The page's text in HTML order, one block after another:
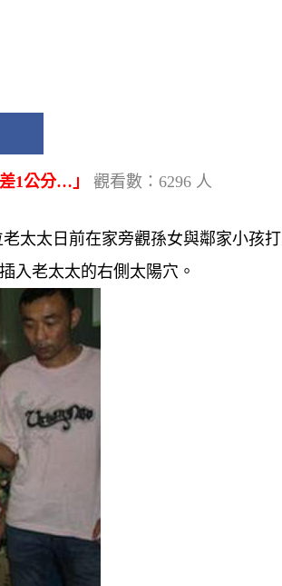
1公分…」 觀看數：6296 人
太太日前在家旁觀孫女與鄰家小孩打
入老太太的右側太陽穴。